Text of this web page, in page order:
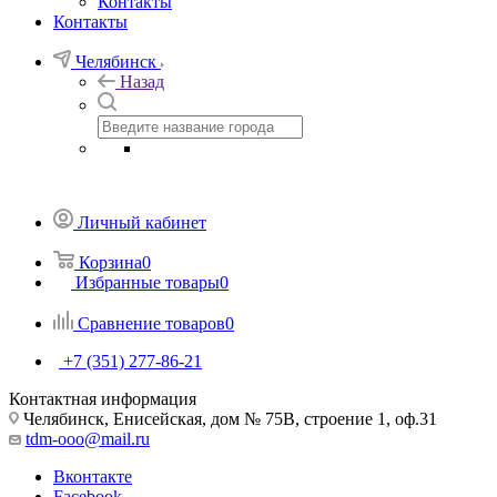
Контакты
Челябинск
Назад
Личный кабинет
Корзина0
Избранные товары0
Сравнение товаров0
+7 (351) 277-86-21
Контактная информация
Челябинск, Енисейская, дом № 75В, строение 1, оф.31
tdm-ooo@mail.ru
Вконтакте